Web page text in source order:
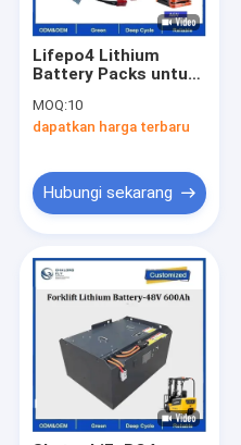
Lifepo4 Lithium
Battery Packs untuk
MOQ:10
dapatkan harga terbaru
Hubungi sekarang